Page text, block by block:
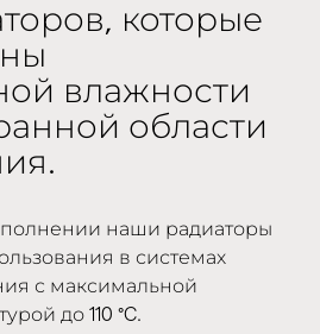
которые
влажности
области
наши радиаторы
в системах
с максимальной
до 110 °C.